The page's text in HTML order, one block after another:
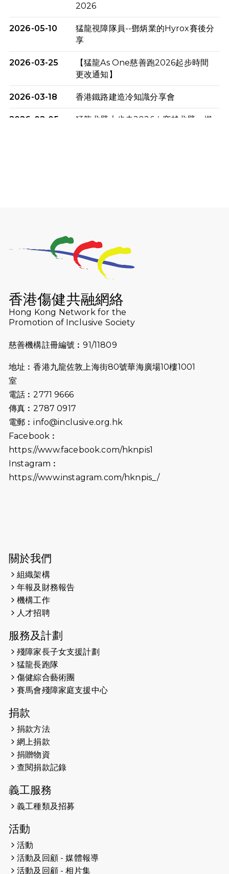
2026
2026-05-10
猛龍視障隊員--鄧炳業的Hyrox賽後分
享
2026-03-25
【猛龍As One慈善跑2026起步時間
更改通知】
2026-03-18 香港鐵路建造冷知識分享會
2026-02-05
猛龍戈壁大步走2026｜穿越戈壁．燃
2025-09-08 渣打香港馬拉松2026 慈善計劃
Lockton Fearless Dragon Trail
Run 2025
2025-08-07 諾德 x 猛龍慈善共融音樂夜2025
🌟
2025-06-15
會及愛。匯聚商龍會支持！
2025-06-09
《猛龍傳之誰怕誰》電影欣賞 - 感謝
生，GBS，JP出席
2025-06-06
《為你喝采陳百強歌迷會》慷慨贊助
38張門票欣賞香港中樂團 X 陳百強 —
2025-03-21
2025-02-20
2025-02-06
2025-02-05
馬拉松與猛龍國際共融大使Lukas
2024-12-31
2024-12-10
2024-11-17
香港傷健共融網絡
Hong Kong Network for the
Promotion of Inclusive Society
慈善機構註冊編號︰91/11809
地址︰香港九龍佐敦上海街80號華海廣場10樓1001
室
電話︰2771 9666
傳真︰2787 0917
電郵︰info@inclusive.org.hk
Facebook︰
https://www.facebook.com/hknpis1
Instagram︰
https://www.instagram.com/hknpis_/
關於我們
組織架構
年報及財務報告
機構工作
人才招聘
服務及計劃
殘障家長子女支援計劃
猛龍長跑隊
傷健綜合藝術團
賽馬會殘障家庭支援中心
捐款
捐款方法
網上捐款
捐贈物資
查閱捐款記錄
義工服務
義工種類及招募
活動
活動
活動及回顧 - 媒體報導
活動及回顧 - 相片集